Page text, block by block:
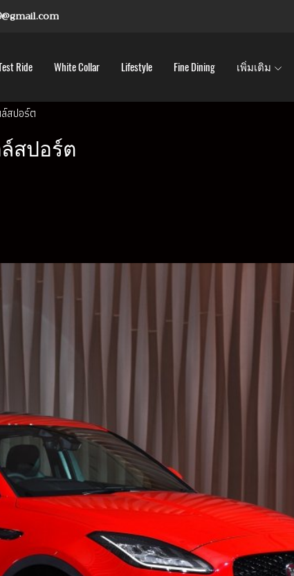
Ride White Collar Lifestyle Fine Dining เพิ่มเติม
สปอร์ต
สปอร์ต